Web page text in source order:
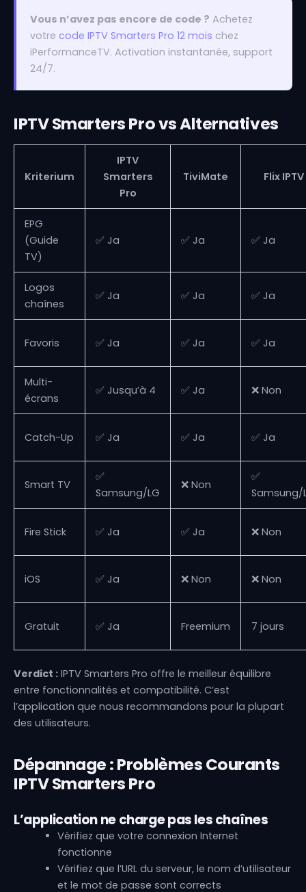
Vous n’avez pas encore de code ? Achetez
votre code IPTV Smarters Pro 12 mois chez
iPerformanceTV. Activation instantanée, support
24/7.
IPTV Smarters Pro vs Alternatives
Kriterium
IPTV
Smarters
Pro
TiviMate Flix IPTV
EPG
(Guide
TV)
✅ Ja ✅ Ja ✅ Ja
Logos
chaînes
✅ Ja ✅ Ja ✅ Ja
Favoris ✅ Ja ✅ Ja ✅ Ja
Multi-
écrans
✅ Jusqu’à 4 ✅ Ja ❌ Non
Catch-Up ✅ Ja ✅ Ja ✅ Ja
Smart TV
✅
Samsung/LG
❌ Non
✅
Samsung/
Fire Stick ✅ Ja ✅ Ja ❌ Non
iOS ✅ Ja ❌ Non ❌ Non
Gratuit ✅ Ja Freemium 7 jours
Verdict : IPTV Smarters Pro offre le meilleur équilibre
entre fonctionnalités et compatibilité. C’est
l’application que nous recommandons pour la plupart
des utilisateurs.
Dépannage : Problèmes Courants
IPTV Smarters Pro
L’application ne charge pas les chaînes
Vérifiez que votre connexion Internet
fonctionne
Vérifiez que l’URL du serveur, le nom d’utilisateur
et le mot de passe sont corrects